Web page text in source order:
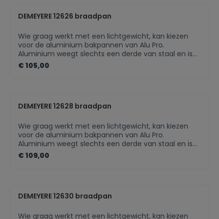
warmtegeleiding TriplInduc®: tot 30% meer
bodem op inductie met extra bodemstabiliteit
dankzij innovatieve vorm Ergonomische greep en
rivetten uit roestvrij staal 18/10 Ceraforce keramische
antikleeflaag
DEMEYERE 12626 braadpan
Wie graag werkt met een lichtgewicht, kan kiezen
voor de aluminium bakpannen van Alu Pro.
Aluminium weegt slechts een derde van staal en is
dus makkelijker hanteerbaar en lief voor je polsen. De
ideale pan voor elke kookenthousiasteling die op
warmtegeleiding TriplInduc®: tot 30% meer
bodem op inductie met extra bodemstabiliteit
dankzij innovatieve vorm Ergonomische greep en
rivetten uit roestvrij staal 18/10 Ceraforce keramische
antikleeflaag
€ 105,00
DEMEYERE 12628 braadpan
Wie graag werkt met een lichtgewicht, kan kiezen
voor de aluminium bakpannen van Alu Pro.
Aluminium weegt slechts een derde van staal en is
dus makkelijker hanteerbaar en lief voor je polsen. De
ideale pan voor elke kookenthousiasteling die op
warmtegeleiding TriplInduc®: tot 30% meer
bodem op inductie met extra bodemstabiliteit
€ 109,00
DEMEYERE 12630 braadpan
Wie graag werkt met een lichtgewicht, kan kiezen